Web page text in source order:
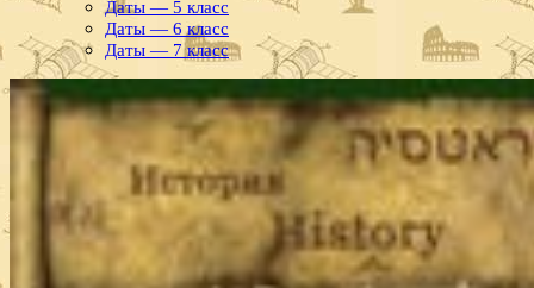
Даты — 5 класс
Даты — 6 класс
Даты — 7 класс